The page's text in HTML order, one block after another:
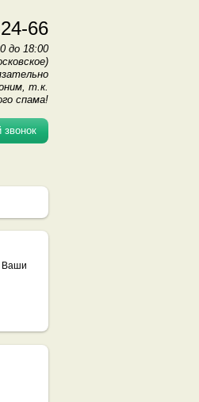
66
до 18:00
т.к.
спама!
звонок
Ваши